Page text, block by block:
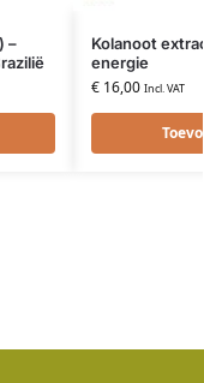
–
Kolanoot
energie
€16,00 Incl. VAT